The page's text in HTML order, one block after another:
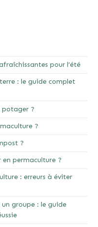
pour l’été
: le guide complet
potager ?
?
?
permaculture ?
: erreurs à éviter
groupe : le guide